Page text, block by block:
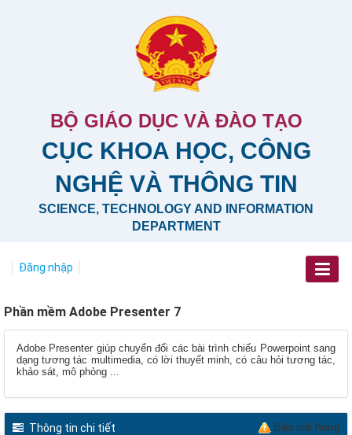
BỘ GIÁO DỤC VÀ ĐÀO TẠO
CỤC KHOA HỌC, CÔNG
NGHỆ VÀ THÔNG TIN
SCIENCE, TECHNOLOGY AND INFORMATION
DEPARTMENT
Đăng nhập
Phần mềm Adobe Presenter 7
Adobe Presenter giúp chuyển đổi các bài trình chiếu Powerpoint sang
dạng tương tác multimedia, có lời thuyết minh, có câu hỏi tương tác,
khảo sát, mô phỏng ...
Báo link hỏng
Thông tin chi tiết